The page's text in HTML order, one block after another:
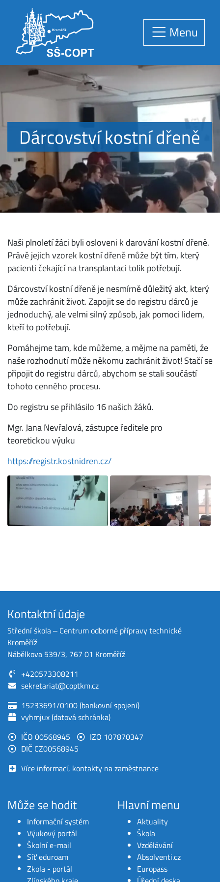
Menu
Dárcovství kostní dřeně
Naši plnoletí žáci byli osloveni k darování kostní dřeně.
Právě jejich vzorek kostní dřeně může být tím, který
pacienti čekající na transplantaci tolik potřebují.
Dárcovství kostní dřeně je nesmírně důležitý akt, který
může zachránit život. Zapojit se do registru dárců je
jednoduchý, ale velmi silný způsob, jak pomoci lidem,
kteří to potřebují.
Pomáhejme tam, kde můžeme, a mějme na paměti, že
naše rozhodnutí může někomu zachránit život! Stačí se
připojit do registru dárců, abychom se stali součástí
tohoto cenného procesu.
Do registru se přihlásilo 16 našich žáků.
Mgr. Jana Nevřalová, zástupce ředitele pro
teoretickou výuku
https://registr.kostnidren.cz/
Kontaktní údaje
Střední škola ‒ Centrum odborné přípravy technické
Kroměříž
Nábělkova 539/3, 767 01 Kroměříž
+420573308211
sekretariat@coptkm.cz
15233691/0100 (bankovní spojení)
vyhmjux (datová schránka)
IČO 00568945
IZO 107870347
DIČ CZ00568945
Více informací, kontakty na zaměstnance
Může se hodit
Informační systém
Výukový portál
Školní e-mail
Síť eduroam
Zkola - portál
Hlavní menu
Aktuality
Škola
Vzdělávání
Absolventi.cz
Europass